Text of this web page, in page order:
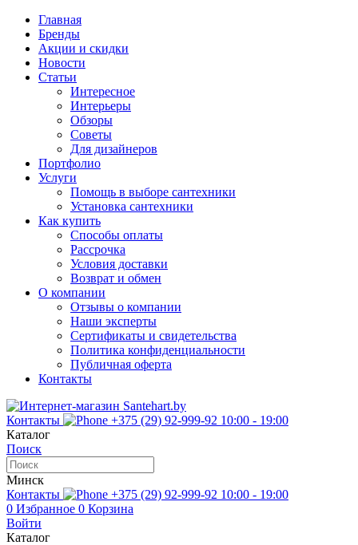
Главная
Бренды
Акции и скидки
Новости
Статьи
Интересное
Интерьеры
Обзоры
Советы
Для дизайнеров
Портфолио
Услуги
Помощь в выборе сантехники
Установка сантехники
Как купить
Способы оплаты
Рассрочка
Условия доставки
Возврат и обмен
О компании
Отзывы о компании
Наши эксперты
Сертификаты и свидетельства
Политика конфиденциальности
Публичная оферта
Контакты
Контакты +375 (29) 92-999-92 10:00 - 19:00
Каталог
Поиск
Минск
Контакты
+375 (29) 92-999-92 10:00 - 19:00
0 Избранное 0 Корзина
Войти
Каталог